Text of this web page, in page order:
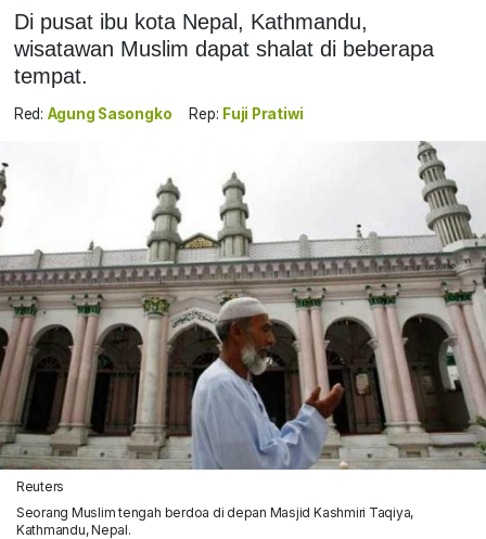
Di pusat ibu kota Nepal, Kathmandu,
wisatawan Muslim dapat shalat di beberapa
tempat.
Red: Agung Sasongko Rep: Fuji Pratiwi
Reuters
Seorang Muslim tengah berdoa di depan Masjid Kashmiri Taqiya,
Kathmandu, Nepal.